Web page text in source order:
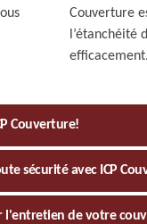
Couverture
l’étanchéité
efficacement.
Couverture!
sécurité avec ICP
l'entretien de votre